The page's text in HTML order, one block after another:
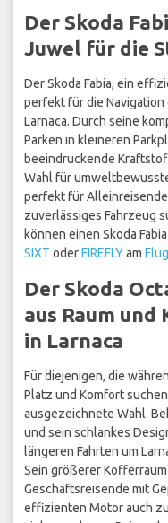
Der Skoda
Juwel für die
Der Skoda Fabia, ein
perfekt für die
Larnaca. Durch seine
Parken in kleineren
beeindruckende
Wahl für
perfekt für Alleinreisende
zuverlässiges Fahrzeug
können einen Skoda
SIXT oderFIREFLYam
Der Skoda
aus Raum
in Larnaca
Für diejenigen, die
Platz und Komfort
ausgezeichnete Wahl.
und sein schlankes
längeren Fahrten um
Sein größerer
Geschäftsreisende mit
effizienten Motor auch